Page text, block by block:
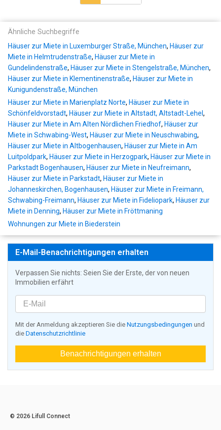
Ähnliche Suchbegriffe
Häuser zur Miete in Luxemburger Straße, München, Häuser zur
Miete in Helmtrudenstraße, Häuser zur Miete in
Gundelindenstraße, Häuser zur Miete in Stengelstraße, München,
Häuser zur Miete in Klementinenstraße, Häuser zur Miete in
Kunigundenstraße, München
Häuser zur Miete in Marienplatz Norte, Häuser zur Miete in
Schönfeldvorstadt, Häuser zur Miete in Altstadt, Altstadt-Lehel ,
Häuser zur Miete in Am Alten Nördlichen Friedhof, Häuser zur
Miete in Schwabing-West, Häuser zur Miete in Neuschwabing,
Häuser zur Miete in Altbogenhausen, Häuser zur Miete in Am
Luitpoldpark, Häuser zur Miete in Herzogpark, Häuser zur Miete in
Parkstadt Bogenhausen, Häuser zur Miete in Neufreimann,
Häuser zur Miete in Parkstadt, Häuser zur Miete in
Johanneskirchen, Bogenhausen, Häuser zur Miete in Freimann,
Schwabing-Freimann, Häuser zur Miete in Fideliopark, Häuser zur
Miete in Denning, Häuser zur Miete in Fröttmaning
Wohnungen zur Miete in Biederstein
E-Mail-Benachrichtigungen erhalten
Verpassen Sie nichts: Seien Sie der Erste, der von neuen
Immobilien erfährt
Mit der Anmeldung akzeptieren Sie die Nutzungsbedingungen und
die Datenschutzrichtlinie
Benachrichtigungen erhalten
© 2026 Lifull Connect